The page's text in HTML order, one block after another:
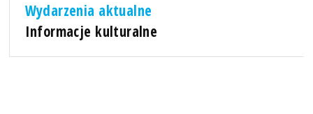
Wydarzenia aktualne
Informacje kulturalne